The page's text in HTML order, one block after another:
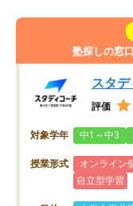
塾探しの窓
スタ
評価
対象学年 中1～中3
授業形式 オンライン
自立型学習